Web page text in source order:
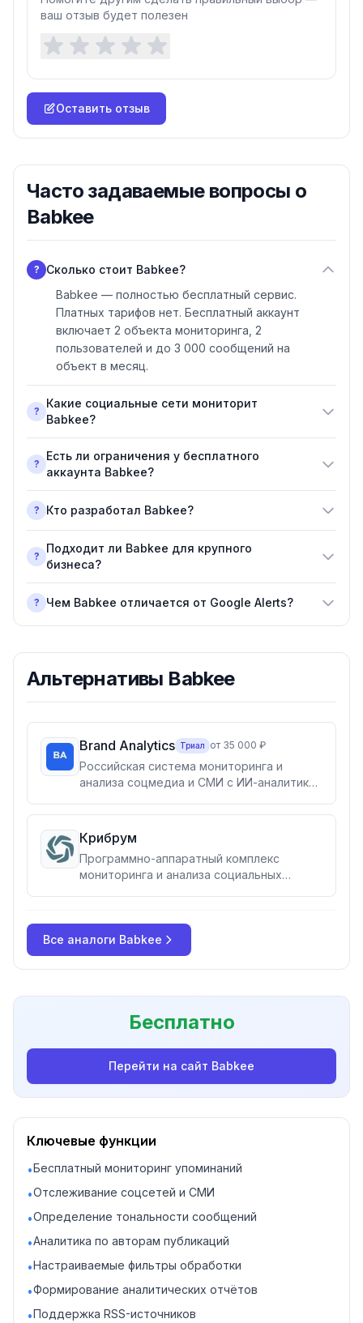
ваш отзыв будет полезен
Оставить отзыв
Часто задаваемые вопросы о
Babkee
?
Сколько стоит Babkee?
Babkee — полностью бесплатный сервис.
Платных тарифов нет. Бесплатный аккаунт
включает 2 объекта мониторинга, 2
пользователей и до 3 000 сообщений на
объект в месяц.
?
Какие социальные сети мониторит
Babkee?
?
Есть ли ограничения у бесплатного
аккаунта Babkee?
? Кто разработал Babkee?
?
Подходит ли Babkee для крупного
бизнеса?
? Чем Babkee отличается от Google Alerts?
Альтернативы Babkee
Brand Analytics Триал от 35 000 ₽
Российская система мониторинга и
анализа соцмедиа и СМИ с ИИ-аналитикой
Для маркетинга, PR, клиентского сервиса,
HR и госструктур.
Крибрум
Программно-аппаратный комплекс
мониторинга и анализа социальных
Основатели — Касперская и Ашманов
Все аналоги Babkee
Бесплатно
Перейти на сайт Babkee
Ключевые функции
•Бесплатный мониторинг упоминаний
•Отслеживание соцсетей и СМИ
•Определение тональности сообщений
•Аналитика по авторам публикаций
•Настраиваемые фильтры обработки
•Формирование аналитических отчётов
•Поддержка RSS-источников